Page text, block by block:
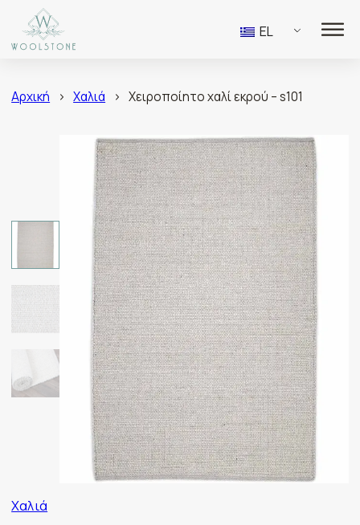
EL
Αρχική > Χαλιά > Χειροποίητο χαλί εκρού – s101
Χαλιά